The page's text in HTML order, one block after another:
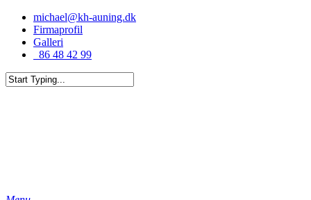
michael@kh-auning.dk
Firmaprofil
Galleri
86 48 42 99